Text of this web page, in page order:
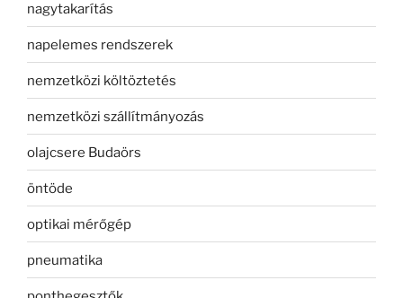
nagytakarítás
napelemes rendszerek
nemzetközi költöztetés
nemzetközi szállítmányozás
olajcsere Budaörs
öntöde
optikai mérőgép
pneumatika